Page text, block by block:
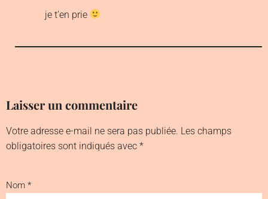
je t’en prie
Laisser un commentaire
Votre adresse e-mail ne sera pas publiée. Les champs
obligatoires sont indiqués avec *
Nom *